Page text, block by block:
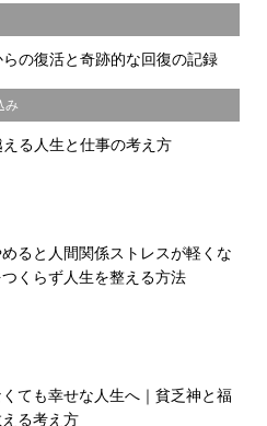
の復活と奇跡的な回復の記録
み
る人生と仕事の考え方
ると人間関係ストレスが軽くな
くらず人生を整える方法
ても幸せな人生へ｜貧乏神と福
る考え方